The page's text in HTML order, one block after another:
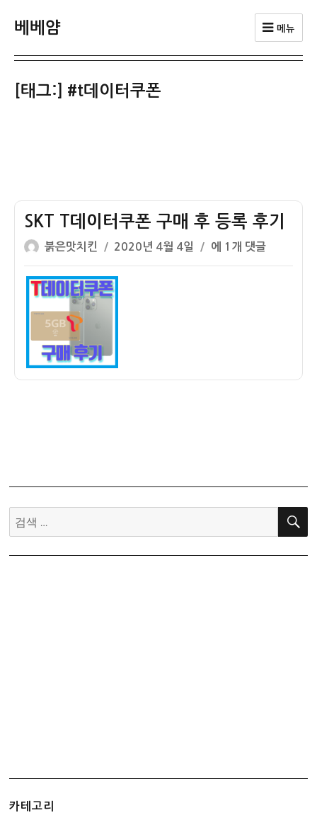
베베얌 메뉴
[태그:] #t데이터쿠폰
SKT T데이터쿠폰 구매 후 등록 후기
글
쓴
이
붉은맛치킨
작
성
일
자
2020년 4월 4일
SKT
T
에 1개 댓글
검
색:
검
카테고리